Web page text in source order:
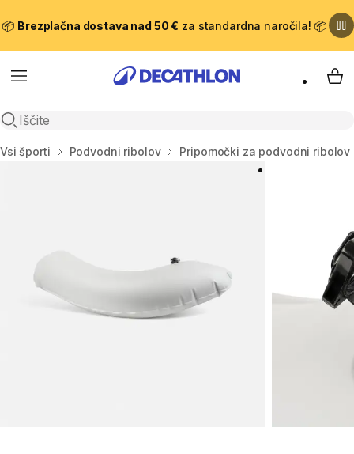
📦 Brezplačna dostava nad 50 € za standardna naročila! 📦
Meni
Odpri iskanje
Domov
Vsi športi Podvodni ribolov Pripomočki za podvodni ribolov